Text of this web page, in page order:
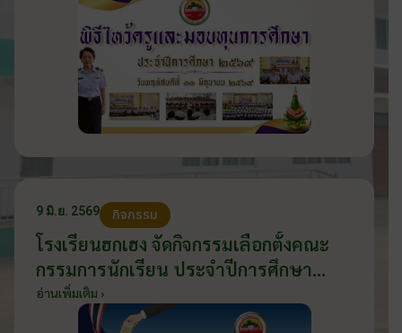
9 มิ.ย. 2569 กิจกรรม
โรงเรียนฮกเฮง จัดกิจกรรมเลือกตั้งคณะ
กรรมการนักเรียน ประจำปีการศึกษา
2569 ส่งเสริมประชาธิปไตยในโรงเรียน
วันที่ 9 มิถุนายน 2569
อ่านเพิ่มเติม ›